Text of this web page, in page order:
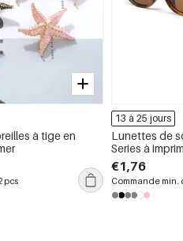
à tige en
pcs
13 à 25 jours
Lunettes de
Series à
€1,76
Commande min.